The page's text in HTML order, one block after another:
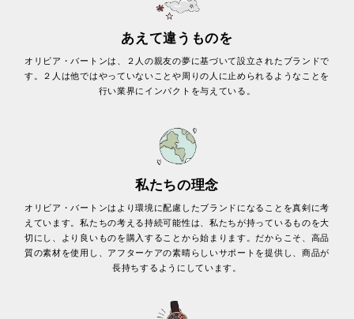
あえて違うものを
オリビア・バートンは、２人の親友の夢に基づいて設立されたブランドで
す。２人は他ではやっていないことや周りの人に止められるようなことを
行い業界にインパクトを与えている。
私たちの理念
オリビア・バートンはより環境に配慮したブランドになることを真剣に考
えています。私たちの考える持続可能性は、私たちが持っているものを大
切にし、より良いものを購入することから始まります。だからこそ、高品
質の素材を使用し、アフターケアの素晴らしいサポートを提供し、商品が
長持ちするようにしています。